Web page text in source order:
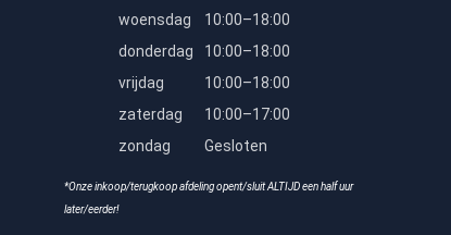
woensdag
10:00–18:00
donderdag
10:00–18:00
vrijdag
10:00–18:00
zaterdag
10:00–17:00
zondag
Gesloten
*Onze inkoop/terugkoop afdeling opent/sluit ALTIJD een half uur
later/eerder!